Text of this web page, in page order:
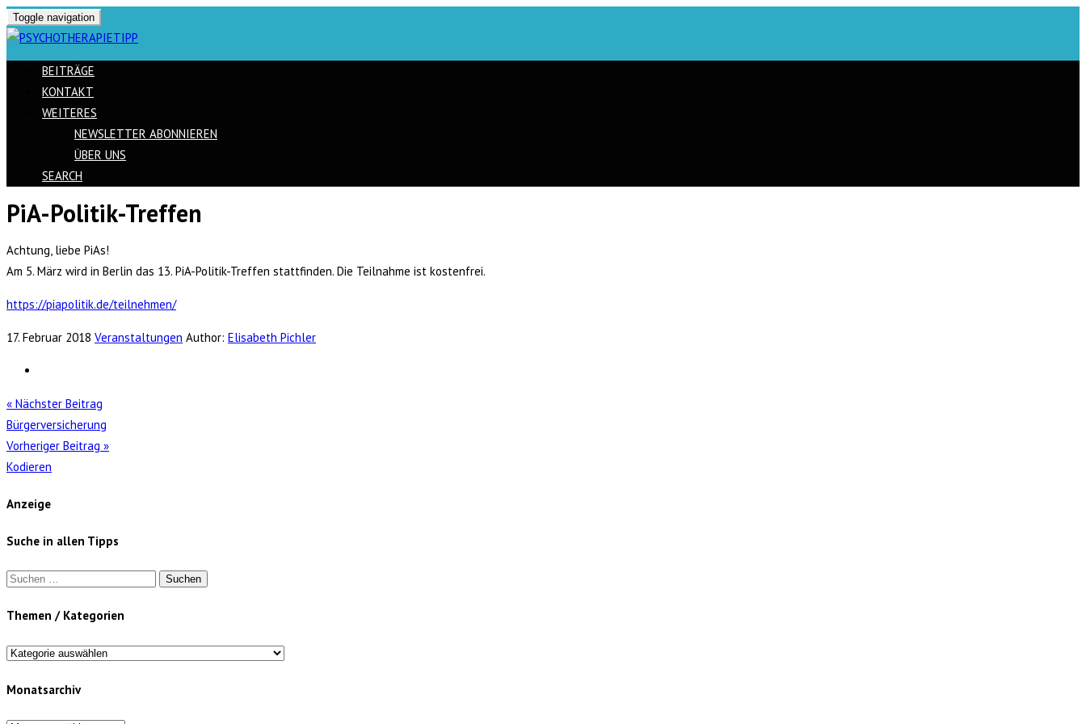
Toggle navigation
BEITRÄGE
KONTAKT
WEITERES
NEWSLETTER ABONNIEREN
ÜBER UNS
SEARCH
Skip
content
PiA-Politik-Treffen
Achtung, liebe PiAs!
Am 5. März wird in Berlin das 13. PiA-Politik-Treffen stattfinden. Die Teilnahme ist kostenfrei.
https://piapolitik.de/teilnehmen/
17. Februar 2018 Veranstaltungen Author: Elisabeth Pichler
« Nächster Beitrag
Bürgerversicherung
Vorheriger Beitrag »
Kodieren
Anzeige
Suche in allen Tipps
Suchen
Themen / Kategorien
Themen
Kategorien
Monatsarchiv